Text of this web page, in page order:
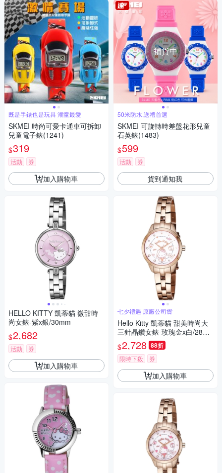
既是手錶也是玩具 潮童最愛
SKMEI 時尚可愛卡通車可拆卸
兒童電子錶(1241)
$319
活動 券
加入購物車
HELLO KITTY 凱蒂貓 微甜時
尚女錶-紫x銀/30mm
$2,682
活動 券
加入購物車
補貨中
50米防水,送禮首選
SKMEI 可旋轉時差盤花形兒童
石英錶(1483)
$599
活動 券
貨到通知我
七夕禮遇 原廠公司貨
Hello Kitty 凱蒂貓 甜美時尚大
三針晶鑽女錶-玫瑰金x白/28m
m LK707LRWS-V 七夕寵愛季
送禮推薦
$2,728 88折
限時下殺 券
加入購物車